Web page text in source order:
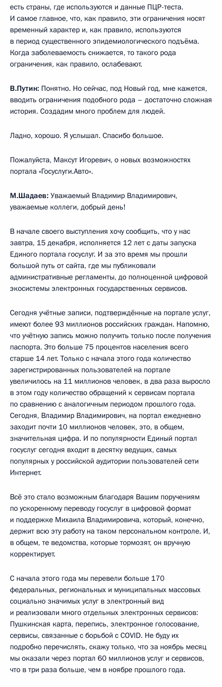
есть страны, где используются и данные ПЦР-теста.
И самое главное, что, как правило, эти ограничения носят
временный характер и, как правило, используются
в период существенного эпидемиологического подъёма.
Когда заболеваемость снижается, то такого рода
ограничения, как правило, ослабевают.
В.Путин: Понятно. Но сейчас, под Новый год, мне кажется,
вводить ограничения подобного рода – достаточно сложная
история. Создадим много проблем для людей.
Ладно, хорошо. Я услышал. Спасибо большое.
Пожалуйста, Максут Игоревич, о новых возможностях
портала «Госуслуги.Авто».
М.Шадаев: Уважаемый Владимир Владимирович,
уважаемые коллеги, добрый день!
В начале своего выступления хочу сообщить, что у нас
завтра, 15 декабря, исполняется 12 лет с даты запуска
Единого портала госуслуг. И за это время мы прошли
большой путь от сайта, где мы публиковали
административные регламенты, до полноценной цифровой
экосистемы электронных государственных сервисов.
Сегодня учётные записи, подтверждённые на портале услуг,
имеют более 93 миллионов российских граждан. Напомню,
что учётную запись можно получить только после получения
паспорта. Это больше 75 процентов населения всего
старше 14 лет. Только с начала этого года количество
зарегистрированных пользователей на портале
увеличилось на 11 миллионов человек, в два раза выросло
в этом году количество обращений к сервисам портала
по сравнению с аналогичным периодом прошлого года.
Сегодня, Владимир Владимирович, на портал ежедневно
заходит почти 10 миллионов человек, это, в общем,
значительная цифра. И по популярности Единый портал
госуслуг сегодня входит в десятку ведущих, самых
популярных у российской аудитории пользователей сети
Интернет.
Всё это стало возможным благодаря Вашим поручениям
по ускоренному переводу госуслуг в цифровой формат
и поддержке Михаила Владимировича, который, конечно,
держит всю эту работу на таком персональном контроле. И,
в общем, те ведомства, которые тормозят, он вручную
корректирует.
С начала этого года мы перевели больше 170
федеральных, региональных и муниципальных массовых
социально значимых услуг в электронный вид
и реализовали много отдельных электронных сервисов:
Пушкинская карта, перепись, электронное голосование,
сервисы, связанные с борьбой с COVID. Не буду их
подробно перечислять, скажу только, что за ноябрь месяц
мы оказали через портал 60 миллионов услуг и сервисов,
что в три раза больше, чем в ноябре прошлого года.